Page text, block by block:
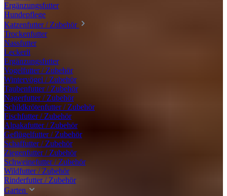
Ergänzungsfutter
Hundepflege
Katzenfutter / Zubehör
Trockenfutter
Nassfutter
Leckerli
Ergänzungsfutter
Vogelfutter / Zubehör
Wintervögel / Zubehör
Taubenfutter / Zubehör
Nagerfutter / Zubehör
Schildkrötenfutter / Zubehör
Fischfutter / Zubehör
Alpakafutter / Zubehör
Geflügelfutter / Zubehör
Schaffutter / Zubehör
Ziegenfutter / Zubehör
Schweinefutter / Zubehör
Wildfutter / Zubehör
Rinderfutter / Zubehör
Garten